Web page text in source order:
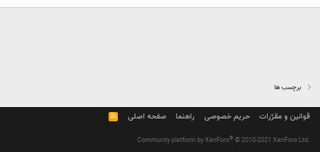
برچسب ها
قوانین و مقرّرات حریم خصوصی راهنما صفحه اصلی
R
S
Community platform by XenForo® © 2010-2021 XenForo Ltd.